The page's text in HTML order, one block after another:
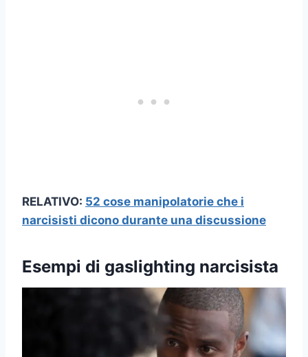
RELATIVO: 52 cose manipolatorie che i
narcisisti dicono durante una discussione
Esempi di gaslighting narcisista